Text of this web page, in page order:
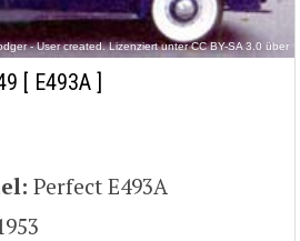
- User created. Lizenziert unter CC BY-SA 3.0 über
Wikimedia Commons -
[ E493A ]
Perfect E493A